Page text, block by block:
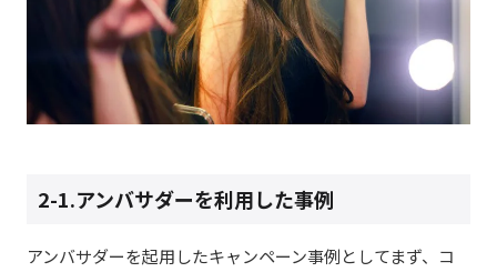
2-1.アンバサダーを利用した事例
アンバサダーを起用したキャンペーン事例としてまず、コ